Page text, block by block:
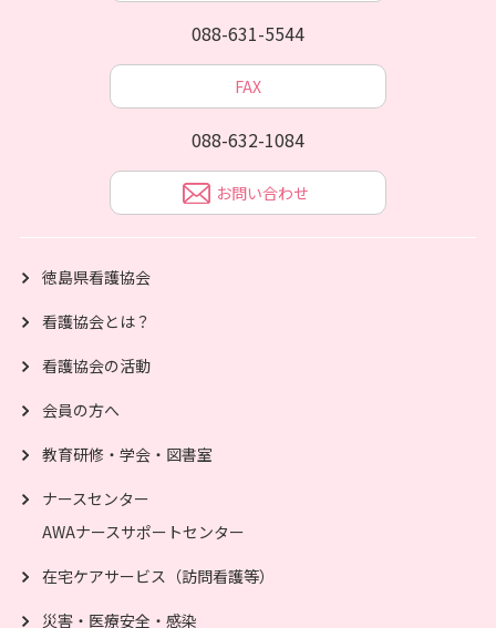
088-631-5544
FAX
088-632-1084
お問い合わせ
徳島県看護協会
看護協会とは？
看護協会の活動
会員の方へ
教育研修・学会・図書室
ナースセンター
AWAナースサポートセンター
在宅ケアサービス（訪問看護等）
災害・医療安全・感染